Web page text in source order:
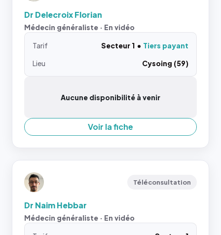
Dr Delecroix Florian
Médecin généraliste · En vidéo
Tarif Secteur 1
Tiers payant
Lieu
Cysoing (59)
Aucune disponibilité à venir
Voir la fiche
Téléconsultation
Dr Naim Hebbar
Médecin généraliste · En vidéo